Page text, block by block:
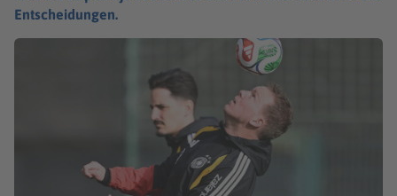
Entscheidungen.